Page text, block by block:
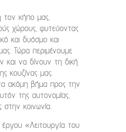
τον κήπο μας,
χώρους, φυτεύοντας
και δυόσμο και
Τώρα περιμένουμε
να δίνουν τη δική
κουζίνας μας.
ακόμη βήμα προς την
της αυτονομίας,
στην κοινωνία.
«Λειτουργία του